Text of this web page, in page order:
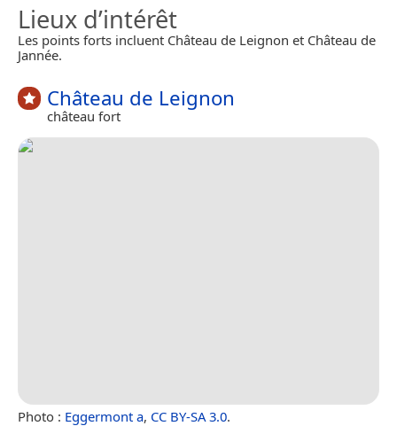
Lieux d’intérêt
Les points forts incluent Château de Leignon et Château de
Jannée.
Château de Leignon
château fort
Photo : Eggermont a, CC BY-SA 3.0.